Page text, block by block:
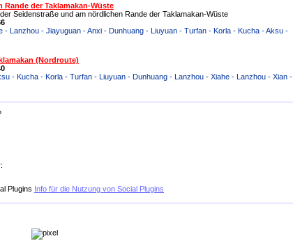
der Taklamakan-Wüste
Seidenstraße und am nördlichen Rande der Taklamakan-Wüste
- Lanzhou - Jiayuguan - Anxi - Dunhuang - Liuyuan - Turfan - Korla - Kucha - Aksu -
(Nordroute)
- Kucha - Korla - Turfan - Liuyuan - Dunhuang - Lanzhou - Xiahe - Lanzhou - Xian -
Info für die Nutzung von Social Plugins